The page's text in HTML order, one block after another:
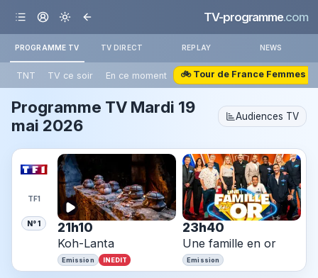
TV-programme.com
PROGRAMME TV TV DIRECT REPLAY NEWS
TNT TV ce soir En ce moment 🚲 Tour de France Femmes
Programme TV Mardi 19
mai 2026
Audiences TV
TF1
N° 1 21h10
Koh-Lanta
Emission INEDIT
23h40
Une famille en or
Emission